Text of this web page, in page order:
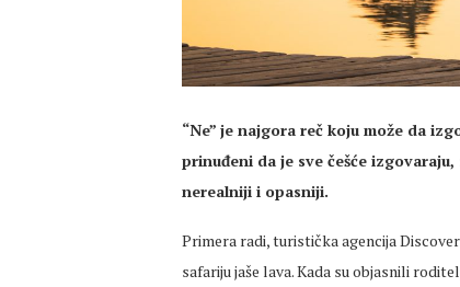
“Ne” je najgora reč koju može da
prinuđeni da je sve češće
nerealniji i opasniji.
Primera radi, turistička agencija
safariju jaše lava. Kada su objasnili